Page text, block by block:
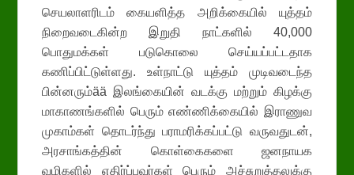
செயலாளரிடம் கையளித்த அறிக்கையில் யுத்தம்
நிறைவடைகின்ற இறுதி நாட்களில் 40,000
பொதுமக்கள் படுகொலை செய்யப்பட்டதாக
கணிப்பிட்டுள்ளது. உள்நாட்டு யுத்தம் முடிவடைந்த
பின்னரும்ää இலங்கையின் வடக்கு மற்றும் கிழக்கு
மாகாணங்களில் பெரும் எண்ணிக்கையில் இராணுவ
முகாம்கள் தொடர்ந்து பராமரிக்கப்பட்டு வருவதுடன்,
அரசாங்கத்தின் கொள்கைகளை ஜனநாயக
வழிகளில் எதிர்ப்பவர்கள் பெரும் அச்சுறுத்தலுக்கு